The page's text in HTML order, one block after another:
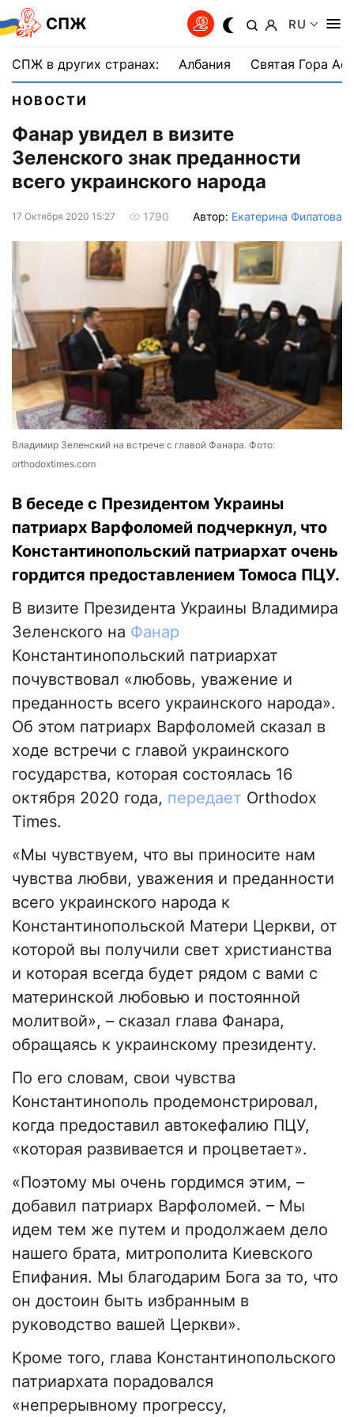
СПЖ RU
СПЖ в других странах: Албания Святая Гора
НОВОСТИ
Фанар увидел в визите
Зеленского знак преданности
всего украинского народа
17 Октября 2020 15:27 1790 Автор: Екатерина Филатова
Владимир Зеленский на встрече с главой Фанара. Фото:
orthodoxtimes.com
В беседе с Президентом Украины
патриарх Варфоломей подчеркнул, что
Константинопольский патриархат очень
гордится предоставлением Томоса ПЦУ.
В визите Президента Украины Владимира
Зеленского на Фанар
Константинопольский патриархат
почувствовал «любовь, уважение и
преданность всего украинского народа».
Об этом патриарх Варфоломей сказал в
ходе встречи с главой украинского
государства, которая состоялась 16
октября 2020 года, передает Orthodox
Times.
«Мы чувствуем, что вы приносите нам
чувства любви, уважения и преданности
всего украинского народа к
Константинопольской Матери Церкви, от
которой вы получили свет христианства
и которая всегда будет рядом с вами с
материнской любовью и постоянной
молитвой», – сказал глава Фанара,
обращаясь к украинскому президенту.
По его словам, свои чувства
Константинополь продемонстрировал,
когда предоставил автокефалию ПЦУ,
«которая развивается и процветает».
«Поэтому мы очень гордимся этим, –
добавил патриарх Варфоломей. – Мы
идем тем же путем и продолжаем дело
нашего брата, митрополита Киевского
Епифания. Мы благодарим Бога за то, что
он достоин быть избранным в
руководство вашей Церкви».
Кроме того, глава Константинопольского
патриархата порадовался
«непрерывному прогрессу,